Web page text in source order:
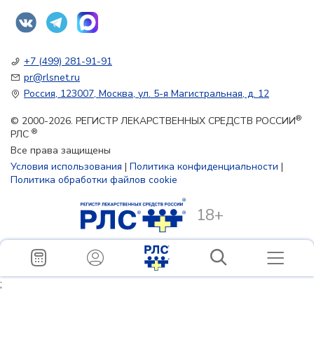
+7 (499) 281-91-91
pr@rlsnet.ru
Россия, 123007, Москва, ул. 5-я Магистральная, д. 12
© 2000-2026. РЕГИСТР ЛЕКАРСТВЕННЫХ СРЕДСТВ РОССИИ®
РЛС ®
Все права защищены
Условия использования | Политика конфиденциальности |
Политика обработки файлов cookie
18+
;